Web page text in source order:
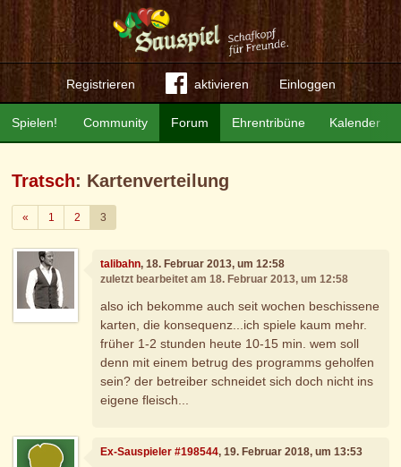
Registrieren aktivieren Einloggen
Community Forum Ehrentribüne Kalender
Spielen!
Tratsch: Kartenverteilung
«Zurück
1 2 3
talibahn, 18. Februar 2013, um 12:58
zuletzt bearbeitet am 18. Februar 2013, um 12:58
also ich bekomme auch seit wochen beschissene
karten, die konsequenz...ich spiele kaum mehr.
früher 1-2 stunden heute 10-15 min. wem soll
denn mit einem betrug des programms geholfen
sein? der betreiber schneidet sich doch nicht ins
eigene fleisch...
Ex-Sauspieler #198544, 19. Februar 2018, um 13:53